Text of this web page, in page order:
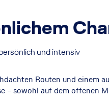
und intensiv
Routen und einem
– sowohl auf dem offenen